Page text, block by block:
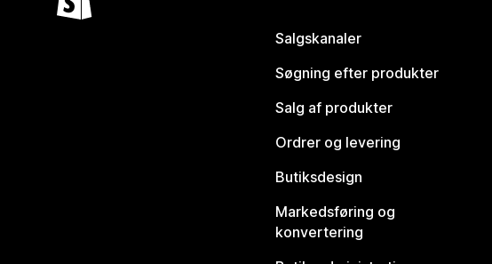
Salgskanaler
Søgning efter produkter
Salg af produkter
Ordrer og levering
Butiksdesign
Markedsføring og
konvertering